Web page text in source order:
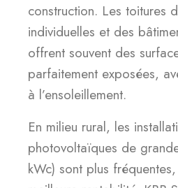
construction. Les toitures
individuelles et des
offrent souvent des
parfaitement exposées,
à l’ensoleillement.
En milieu rural, les
photovoltaïques de
kWc) sont plus